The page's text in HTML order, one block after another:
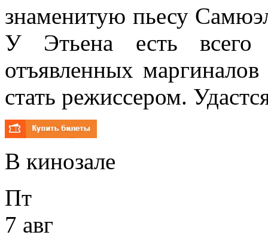
знаменитую пьесу
У Этьена есть всего
отъявленных
стать режиссером.
В кинозале
Пт
7 авг